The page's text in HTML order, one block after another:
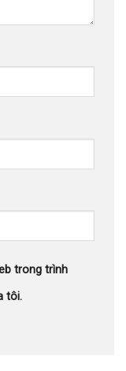
trong trình
tôi.